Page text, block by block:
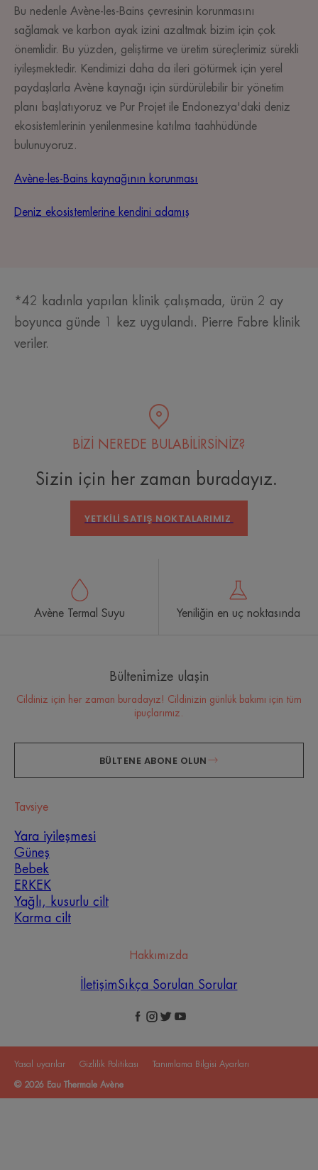
Bu nedenle Avène-les-Bains çevresinin korunmasını
sağlamak ve karbon ayak izini azaltmak bizim için çok
önemlidir. Bu yüzden, geliştirme ve üretim süreçlerimiz sürekli
iyileşmektedir. Kendimizi daha da ileri götürmek için yerel
paydaşlarla Avène kaynağı için sürdürülebilir bir yönetim
planı başlatıyoruz ve Pur Projet ile Endonezya'daki deniz
ekosistemlerinin yenilenmesine katılma taahhüdünde
bulunuyoruz.
Avène-les-Bains kaynağının korunması
Deniz ekosistemlerine kendini adamış
*42 kadınla yapılan klinik çalışmada, ürün 2 ay
boyunca günde 1 kez uygulandı. Pierre Fabre klinik
veriler.
BİZİ NEREDE BULABİLİRSİNİZ?
Sizin için her zaman buradayız.
YETKILI SATIŞ NOKTALARIMIZ
Avène Termal Suyu Yeniliğin en uç noktasında
Bülteni̇mi̇ze ulaşin
Cildiniz için her zaman buradayız! Cildinizin günlük bakımı için tüm
ipuçlarımız.
BÜLTENE ABONE OLUN
Tavsiye
Yara iyileşmesi
Güneş
Bebek
ERKEK
Yağlı, kusurlu cilt
Karma cilt
Hakkımızda
İletişimSıkça Sorulan Sorular
Yasal uyarılar Gizlilik Politikası Tanımlama Bilgisi Ayarları
© 2026 Eau Thermale Avène